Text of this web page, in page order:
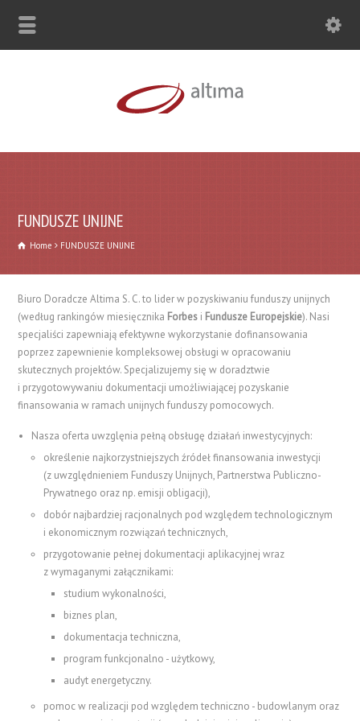
FUNDUSZE UNIJNE
Home FUNDUSZE UNIJNE
Biuro Doradcze Altima S. C. to lider w pozyskiwaniu funduszy unijnych
(według rankingów miesięcznika Forbes i Fundusze Europejskie). Nasi
specjaliści zapewniają efektywne wykorzystanie dofinansowania
poprzez zapewnienie kompleksowej obsługi w opracowaniu
skutecznych projektów. Specjalizujemy się w doradztwie
i przygotowywaniu dokumentacji umożliwiającej pozyskanie
finansowania w ramach unijnych funduszy pomocowych.
Nasza oferta uwzglęnia pełną obsługę działań inwestycyjnych:
określenie najkorzystniejszych źródeł finansowania inwestycji
(z uwzględnieniem Funduszy Unijnych, Partnerstwa Publiczno-
Prywatnego oraz np. emisji obligacji),
dobór najbardziej racjonalnych pod względem technologicznym
i ekonomicznym rozwiązań technicznych,
przygotowanie pełnej dokumentacji aplikacyjnej wraz
z wymaganymi załącznikami:
studium wykonalności,
biznes plan,
dokumentacja techniczna,
program funkcjonalno - użytkowy,
audyt energetyczny.
pomoc w realizacji pod względem techniczno - budowlanym oraz